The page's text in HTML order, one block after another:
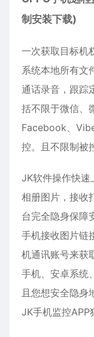
制安装下载)
一次获取目标机
系统本地所有文
通话录音，跟踪
括不限于微信、
Facebook、
控。且不限制被
JK软件操作快速
相册图片，接收
台完全隐身保障
手机接收图片链
机通讯账号来获
手机、 安卓系统
且您想安全隐身
JK手机监控APP